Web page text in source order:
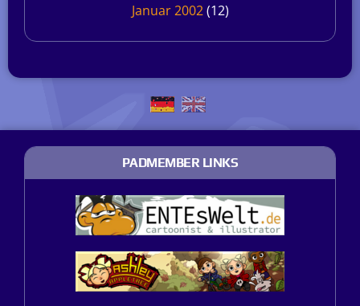
Januar 2002(12)
PADMEMBER LINKS